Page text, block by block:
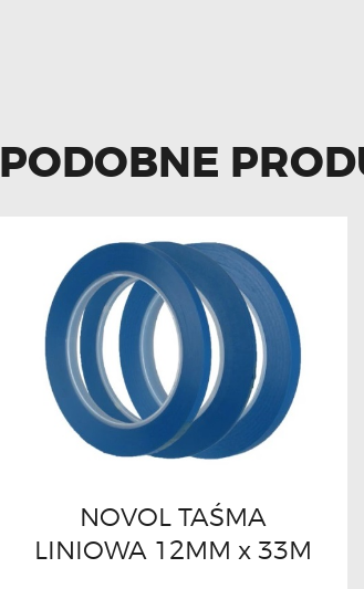
PODOBNE
NOVOL TAŚMA
LINIOWA 12MM x 33M